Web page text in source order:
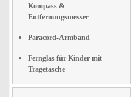
Kompass &
Entfernungsmesser
Paracord-Armband
Fernglas für Kinder mit
Tragetasche